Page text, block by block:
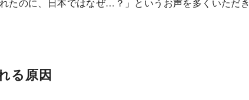
る原因